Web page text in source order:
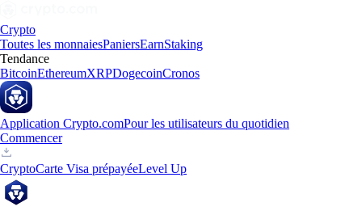
Crypto
Toutes les monnaiesPaniersEarnStaking
Tendance
BitcoinEthereumXRPDogecoinCronos
Application Crypto.comPour les utilisateurs du quotidien
Commencer
CryptoCarte Visa prépayéeLevel Up